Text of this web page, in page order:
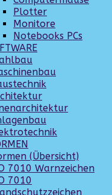
Plotter
Monitore
Notebooks PCs
(Übersicht)
7010 Warnzeichen
7010